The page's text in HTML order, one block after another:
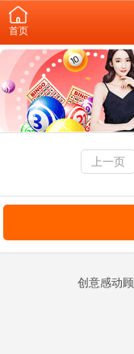
首页
上一页
创意感动